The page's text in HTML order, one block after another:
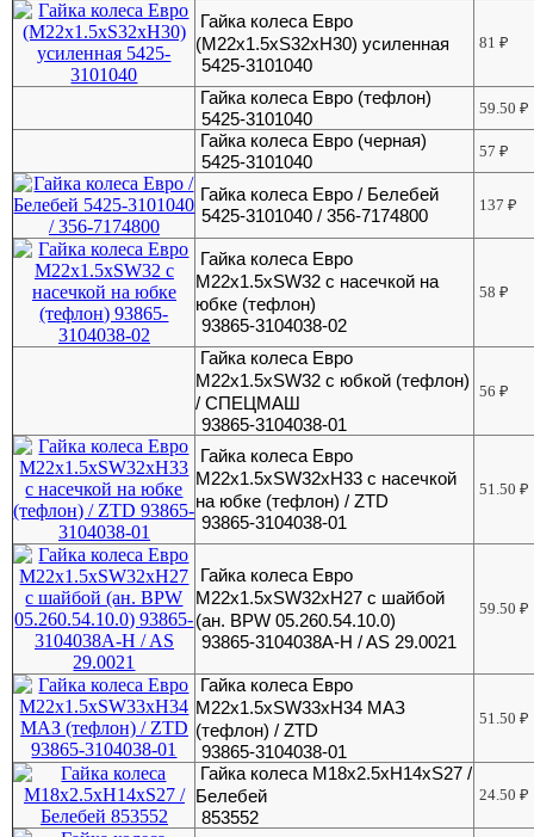
Гайка колеса Евро
(М22х1.5хS32хH30) усиленная
5425-3101040
81₽
Гайка колеса Евро (тефлон)
5425-3101040
59.50₽
Гайка колеса Евро (черная)
5425-3101040
57₽
Гайка колеса Евро / Белебей
5425-3101040 / 356-7174800
137₽
Гайка колеса Евро
М22х1.5хSW32 с насечкой на
юбке (тефлон)
93865-3104038-02
58₽
Гайка колеса Евро
М22х1.5хSW32 с юбкой (тефлон)
/ СПЕЦМАШ
93865-3104038-01
56₽
Гайка колеса Евро
М22х1.5хSW32xH33 с насечкой
на юбке (тефлон) / ZTD
93865-3104038-01
51.50₽
Гайка колеса Евро
М22х1.5хSW32хH27 с шайбой
(ан. BPW 05.260.54.10.0)
93865-3104038A-H / AS 29.0021
59.50₽
Гайка колеса Евро
М22х1.5хSW33xH34 МАЗ
(тефлон) / ZTD
93865-3104038-01
51.50₽
Гайка колеса М18х2.5хH14хS27 /
Белебей
853552
24.50₽